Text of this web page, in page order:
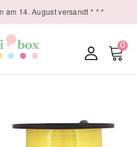
am 14. August versandt * * *
0